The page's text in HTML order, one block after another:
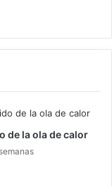
de la ola de calor